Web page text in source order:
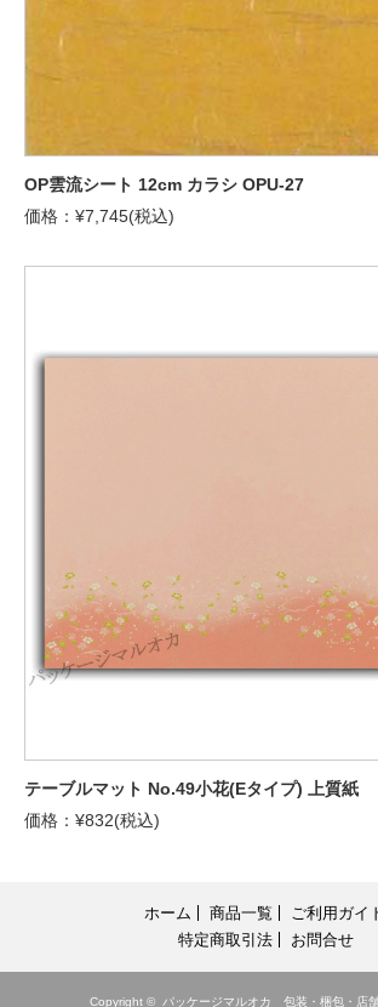
OP雲流シート 12cm カラシ OPU-27
価格：¥7,745(税込)
テーブルマット No.49小花(Eタイプ) 上質紙
価格：¥832(税込)
ホーム 商品一覧
ご利用ガイ
特定商取引法
お問合せ
Copyright © パッケージマルオカ 包装・梱包・店